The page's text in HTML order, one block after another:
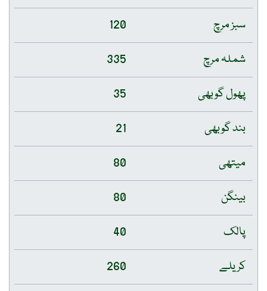
سبز مرچ
120
شملہ مرچ
335
پھول گوبھی
35
بند گوبھی
21
میتھی
80
بینگن
80
پالک
40
کریلے
260